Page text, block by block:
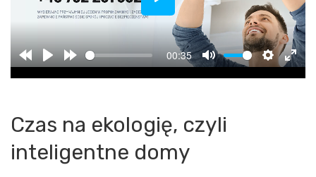
00:35
Play
Czas na ekologię, czyli
inteligentne domy